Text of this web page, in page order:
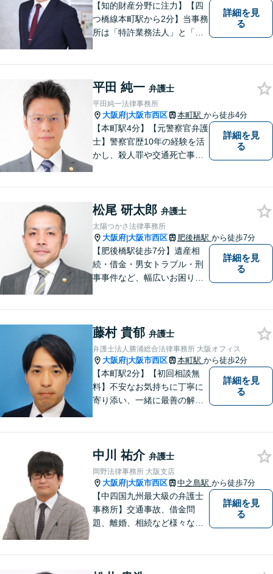
【知的財産分野に注力】【四
つ橋線本町駅から2分】当事務
所は「特許業務法人」と「弁
ュニケーション」を大切に
し、喜んで頂けるサービスを
提供いたします【法テラス利
用可】
詳細を見
る
平田 純一 弁護士
平田純一法律事務所
大阪府|大阪市西区 本町駅 から徒歩4分
【本町駅4分】【元警察官弁護
士】警察官歴10年の経験を活
かし、殺人罪や交通死亡事故
す。男女問題や労働問題な
ど、多岐に渡る分野に力を注
いでおります。ぜひお気軽に
ご相談ください。
詳細を見
る
松尾 研太郎 弁護士
太陽つかさ法律事務所
大阪府|大阪市西区 肥後橋駅 から徒歩7分
【肥後橋駅徒歩7分】遺産相
続・借金・男女トラブル・刑
事事件など、幅広いお困りご
す。フットワークを活かし、
迅速な解決へと尽力いたしま
す。
詳細を見
る
藤村 貴郁 弁護士
弁護士法人勝浦総合法律事務所 大阪オフィス
大阪府|大阪市西区 本町駅 から徒歩2分
【本町駅2分】【初回相談無
料】不安なお気持ちに丁寧に
寄り添い、一緒に最善の解決
けるよう、誠実にあなたをサ
ポートいたします。【電話相
談も対応可能】
詳細を見
る
中川 祐介 弁護士
岡野法律事務所 大阪支店
大阪府|大阪市西区 中之島駅 から徒歩7分
【中四国九州最大級の弁護士
事務所】交通事故、借金問
題、離婚、相続など様々な問
詳細を見
る